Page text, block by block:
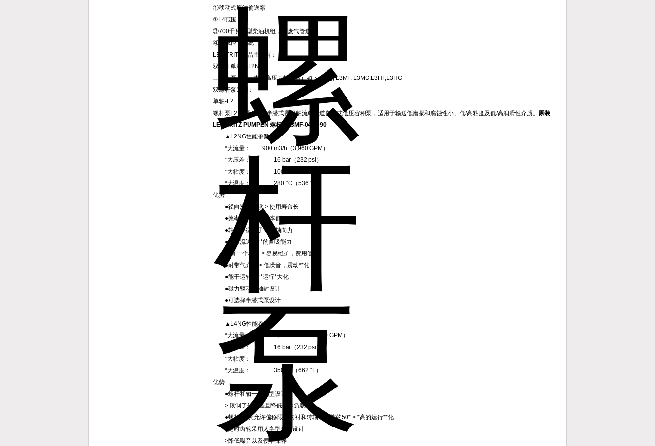
①移动式原油输送泵
②L4范围
③700千瓦大型柴油机组，带废气管道
④集成控制系统
LEISTRITZ产品主要有：
双螺杆单流泵L2NG 。
三螺杆泵（低，中、高压力螺杆泵）如：L3Ng, L3MF, L3MG,L3HF,L3HG
双螺杆泵系列：
单轴-L2
螺杆泵L2NG及L2NT半潜式是双轴流单流道自吸式低压容积泵，适用于输送低磨损和腐蚀性小、低/高粘度及低/高润滑性介质。 原装
LEISTRITZ PUMPEN 螺杆泵L3MF-045/090
▲L2NG性能参数
*大流量： 900 m3/h（3,960 GPM）
*大压差： 16 bar（232 psi）
*大粘度： 100,000 cst
*大温度： 280 °C（536 °F）
优势
●径向滑动轴承 > 使用寿命长
●效率高 > 操作成本低
●轴向平衡转子 > 无轴向力
●低轴流速 > **的自吸能力
●*有一个轴封 > 容易维护，费用低
●耐带气介质 > 低噪音，震动**化
●能干运转 > **运行*大化
●磁力驱动无轴封设计
●可选择半潜式泵设计
▲L4NG性能参数
*大流量： 5,000 m3/h（22,000 GPM）
*大压差： 16 bar（232 psi）
*大粘度： 150,000 cst
*大温度： 350 °C（662 °F）
优势
●螺杆和轴一体成型设计
> 限制了轴偏差且降低轴承负载
●螺杆的*大允许偏移限于内衬和转轴间间隙的50* > *高的运行**化
●定时齿轮采用人字型螺纹设计
>降低噪音以及便于保养